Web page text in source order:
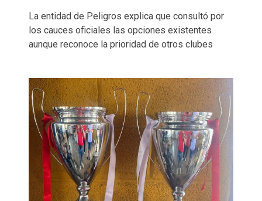
La entidad de Peligros explica que consultó por
los cauces oficiales las opciones existentes
aunque reconoce la prioridad de otros clubes